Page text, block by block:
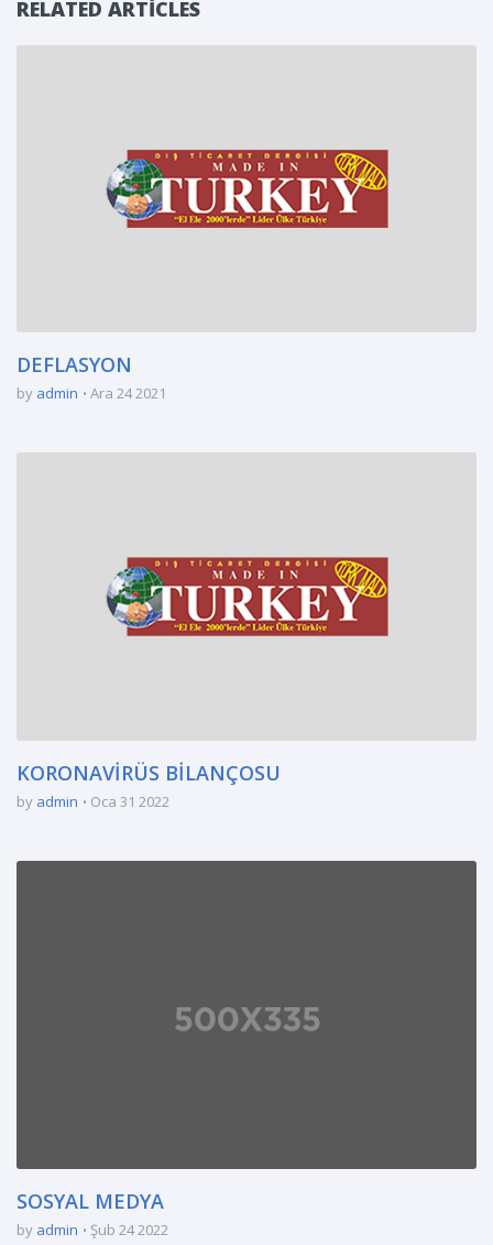
RELATED ARTICLES
DEFLASYON
by admin Ara 24 2021
KORONAVİRÜS BİLANÇOSU
by admin Oca 31 2022
SOSYAL MEDYA
by admin Şub 24 2022